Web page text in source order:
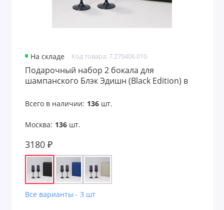
На складе Код товара: 7.270406.010
Подарочный набор 2 бокала для
шампанского Блэк Эдишн (Black Edition) в
Всего в наличии: 136шт.
Москва: 136шт.
3180 ₽
Все варианты - 3 шт